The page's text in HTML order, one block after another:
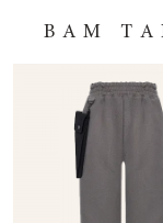
ВАМ